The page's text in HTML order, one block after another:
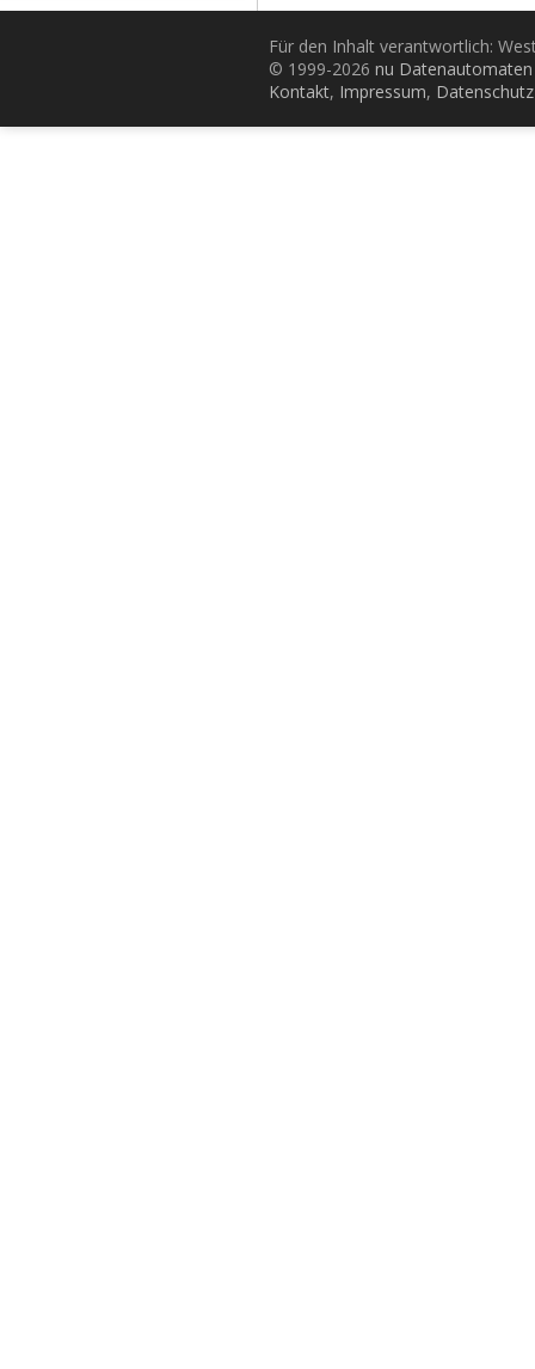
Für den Inhalt verantwortlich:
© 1999-2026 nu
Kontakt, Impressum, Datenschutz